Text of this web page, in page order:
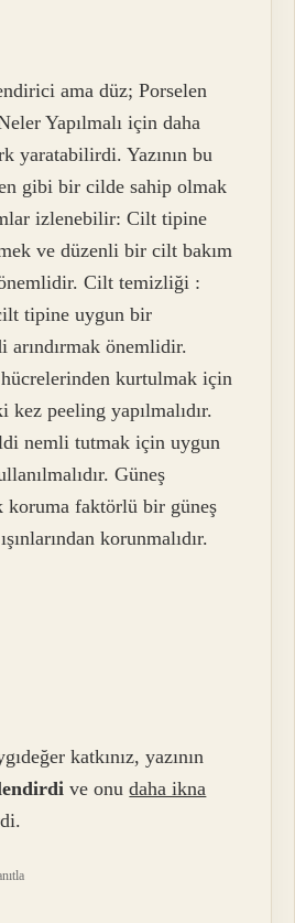
ama düz; Porselen
Yapılmalı için daha
yaratabilirdi. Yazının bu
gibi bir cilde sahip olmak
izlenebilir: Cilt tipine
ve düzenli bir cilt bakım
Cilt temizliği :
tipine uygun bir
önemlidir.
kurtulmak için
peeling yapılmalıdır.
nemli tutmak için uygun
Güneş
koruma faktörlü bir güneş
korunmalıdır.
katkınız, yazının
ve onudaha ikna